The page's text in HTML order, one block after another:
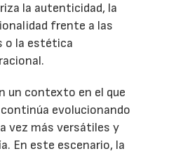
la autenticidad, la
frente a las
o la estética
un contexto en el que
evolucionando
vez más versátiles y
En este escenario, la